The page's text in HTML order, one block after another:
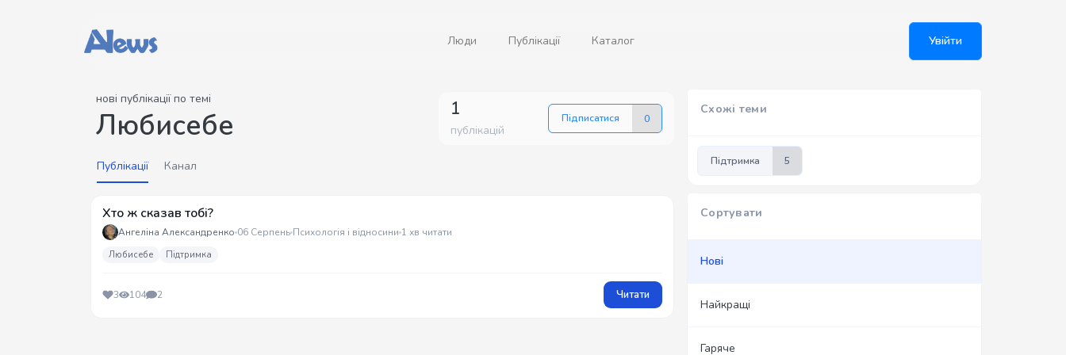
Люди Публікації Каталог Увійти
нові публікації по темі
Любисебе 1
публікацій
Підписатися 0
Публікації Канал
Хто ж сказав тобі?
Ангеліна Александренко 06 Серпень Психологія і відносини 1 хв читати
Любисебе Підтримка
3 104 2 Читати
Схожі теми
Підтримка 5
Сортувати
Нові
Найкращі
Гаряче